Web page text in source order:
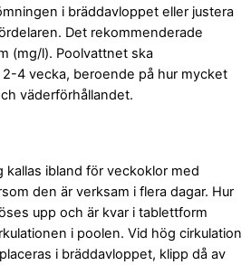
i bräddavloppet eller justera
Det rekommenderade
(mg/l). Poolvattnet ska
4 vecka, beroende på hur mycket
väderförhållandet.
kallas ibland för veckoklor med
den är verksam i flera dagar. Hur
upp och är kvar i tablettform
i poolen. Vid hög cirkulation
i bräddavloppet, klipp då av